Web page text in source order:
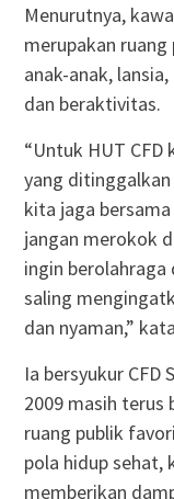
Menurutnya,
merupakan
anak-anak,
dan beraktivitas.
“Untuk HUT CFD
yang
kita jaga
jangan merokok
ingin berolahraga
saling
dan nyaman,”
Ia bersyukur
2009 masih terus
ruang publik
pola hidup sehat,
memberikan